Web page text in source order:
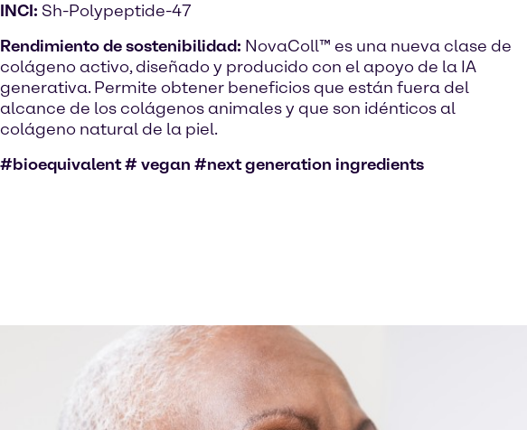
INCI: Sh-Polypeptide-47
Rendimiento de sostenibilidad: NovaColl™ es una nueva clase de
colágeno activo, diseñado y producido con el apoyo de la IA
generativa. Permite obtener beneficios que están fuera del
alcance de los colágenos animales y que son idénticos al
colágeno natural de la piel.
#bioequivalent # vegan #next generation ingredients